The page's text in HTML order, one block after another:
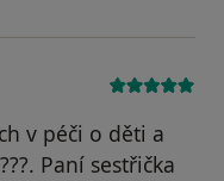
v péči o děti a
Paní sestřička